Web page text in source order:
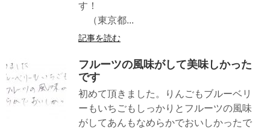
す！
（東京都...
記事を読む
フルーツの風味がして美味しかった
です
初めて頂きました。りんごもブルーベリ
ーもいちごもしっかりとフルーツの風味
がしてあんもなめらかでおいしかったで